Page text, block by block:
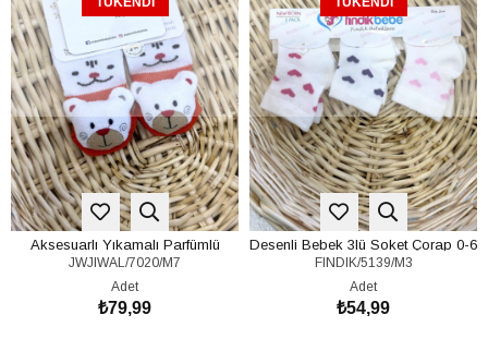
Aksesuarlı Yıkamalı Parfümlü
Bebek Çorap 0-6 Ay
JWJIWAL/7020/M7
Adet
₺79,99
Desenli Bebek 3lü Soket Çorap 0-6
Ay
FINDIK/5139/M3
Adet
₺54,99